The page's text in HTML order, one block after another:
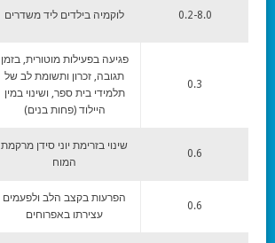
0.2-8.0 לוקמיה בילדים ליד משדרים
0.3
פגיעה בפעילות מוטורית, בזמן
תגובה, זכרון ותשומת לב של
תלמידי בית ספר, ושינוי במין
היילוד (פחות בנים)
0.6
שינוי בזרימת יוני סידן מרקמת
המוח
0.6
הפרעות בקצב הלב ולפעמים
עצירתו באפרוחים